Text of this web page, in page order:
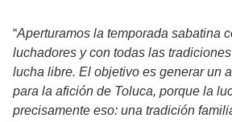
“Aperturamos la temporada sabatina
luchadores y con todas las
lucha libre. El objetivo es generar un
para la afición de Toluca, porque la
precisamente eso: una tradición